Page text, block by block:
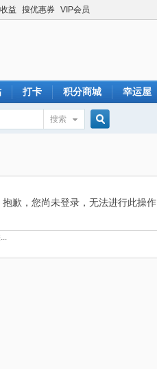
益 搜优惠券 VIP会员
打卡 积分商城 幸运屋
搜索
索
抱歉，您尚未登录，无法进行此操作